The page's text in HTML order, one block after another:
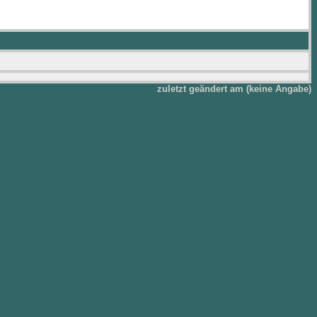
zuletzt geändert am (keine Angabe)